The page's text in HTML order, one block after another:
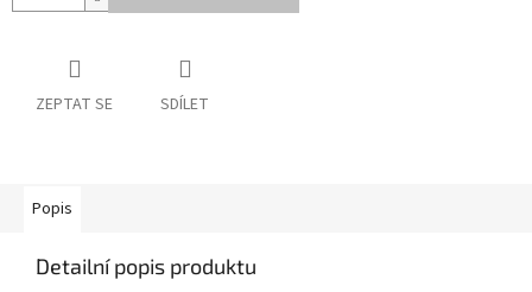
ZEPTAT SE SDÍLET
Popis
Detailní popis produktu